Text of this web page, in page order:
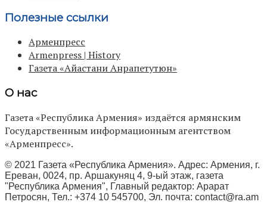
Полезные ссылки
Арменпресс
Armenpress | History
Газета «Айастани Анрапетутюн»
О нас
Газета «Республика Армения» издаётся армянским
Государственным информационным агентством
«Арменпресс».
© 2021 Газета «Республика Армения». Адрес: Армения, г.
Ереван, 0024, пр. Аршакуняц 4, 9-ый этаж, газета
"Республика Армения", Главный редактор: Арарат
Петросян, Тел.: +374 10 545700, Эл. почта: contact@ra.am